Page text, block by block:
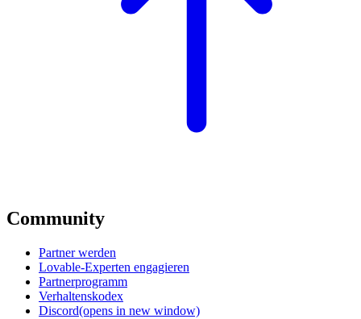
Community
Partner werden
Lovable-Experten engagieren
Partnerprogramm
Verhaltenskodex
Discord(opens in new window)